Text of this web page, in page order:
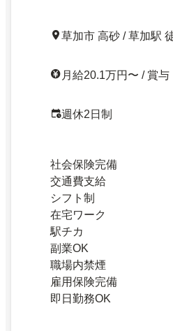
草加市 高砂 / 草加駅
月給20.1万円〜 / 賞与
週休2日制
社会保険完備
交通費支給
シフト制
在宅ワーク
駅チカ
副業OK
職場内禁煙
雇用保険完備
即日勤務OK